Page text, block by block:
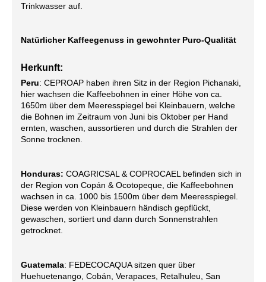
Trinkwasser auf.
Natürlicher Kaffeegenuss in gewohnter Puro-Qualität
Herkunft:
Peru: CEPROAP haben ihren Sitz in der Region Pichanaki,
hier wachsen die Kaffeebohnen in einer Höhe von ca.
1650m über dem Meeresspiegel bei Kleinbauern, welche
die Bohnen im Zeitraum von Juni bis Oktober per Hand
ernten, waschen, aussortieren und durch die Strahlen der
Sonne trocknen.
Honduras: COAGRICSAL & COPROCAEL befinden sich in
der Region von Copán & Ocotopeque, die Kaffeebohnen
wachsen in ca. 1000 bis 1500m über dem Meeresspiegel.
Diese werden von Kleinbauern händisch gepflückt,
gewaschen, sortiert und dann durch Sonnenstrahlen
getrocknet.
Guatemala: FEDECOCAQUA sitzen quer über
Huehuetenango, Cobán, Verapaces, Retalhuleu, San